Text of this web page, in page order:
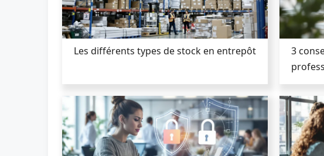
Les différents types de stock en entrepôt
3